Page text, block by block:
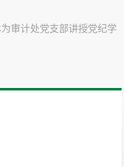
审计处党支部讲授党纪学